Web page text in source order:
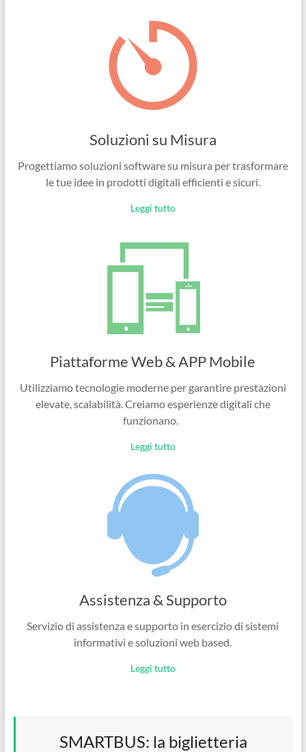
Soluzioni su Misura
Progettiamo soluzioni software su misura per trasformare
le tue idee in prodotti digitali efficienti e sicuri.
Leggi tutto
Piattaforme Web & APP Mobile
Utilizziamo tecnologie moderne per garantire prestazioni
elevate, scalabilità. Creiamo esperienze digitali che
funzionano.
Leggi tutto
Assistenza & Supporto
Servizio di assistenza e supporto in esercizio di sistemi
informativi e soluzioni web based.
Leggi tutto
SMARTBUS: la biglietteria